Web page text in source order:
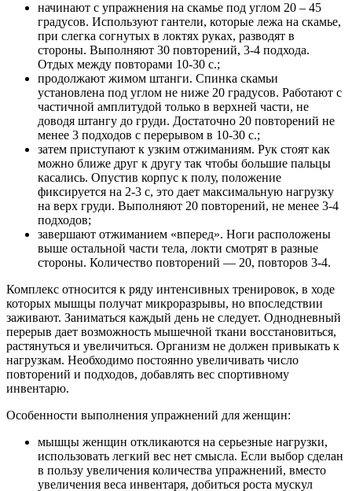
начинают с упражнения на скамье под углом 20 – 45
градусов. Используют гантели, которые лежа на скамье,
при слегка согнутых в локтях руках, разводят в
стороны. Выполняют 30 повторений, 3-4 подхода.
Отдых между повторами 10-30 с.;
продолжают жимом штанги. Спинка скамьи
установлена под углом не ниже 20 градусов. Работают с
частичной амплитудой только в верхней части, не
доводя штангу до груди. Достаточно 20 повторений не
менее 3 подходов с перерывом в 10-30 с.;
затем приступают к узким отжиманиям. Рук стоят как
можно ближе друг к другу так чтобы большие пальцы
касались. Опустив корпус к полу, положение
фиксируется на 2-3 с, это дает максимальную нагрузку
на верх груди. Выполняют 20 повторений, не менее 3-4
подходов;
завершают отжиманием «вперед». Ноги расположены
выше остальной части тела, локти смотрят в разные
стороны. Количество повторений — 20, повторов 3-4.
Комплекс относится к ряду интенсивных тренировок, в ходе
которых мышцы получат микроразрывы, но впоследствии
заживают. Заниматься каждый день не следует. Однодневный
перерыв дает возможность мышечной ткани восстановиться,
растянуться и увеличиться. Организм не должен привыкать к
нагрузкам. Необходимо постоянно увеличивать число
повторений и подходов, добавлять вес спортивному
инвентарю.
Особенности выполнения упражнений для женщин:
мышцы женщин откликаются на серьезные нагрузки,
использовать легкий вес нет смысла. Если выбор сделан
в пользу увеличения количества упражнений, вместо
увеличения веса инвентаря, добиться роста мускул